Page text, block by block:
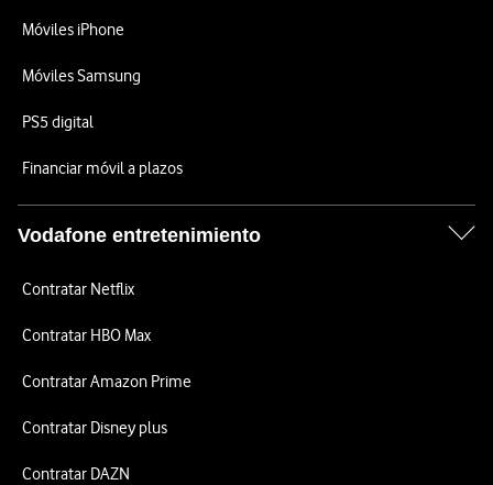
Móviles iPhone
Móviles Samsung
PS5 digital
Financiar móvil a plazos
Vodafone entretenimiento
Contratar Netflix
Contratar HBO Max
Contratar Amazon Prime
Contratar Disney plus
Contratar DAZN